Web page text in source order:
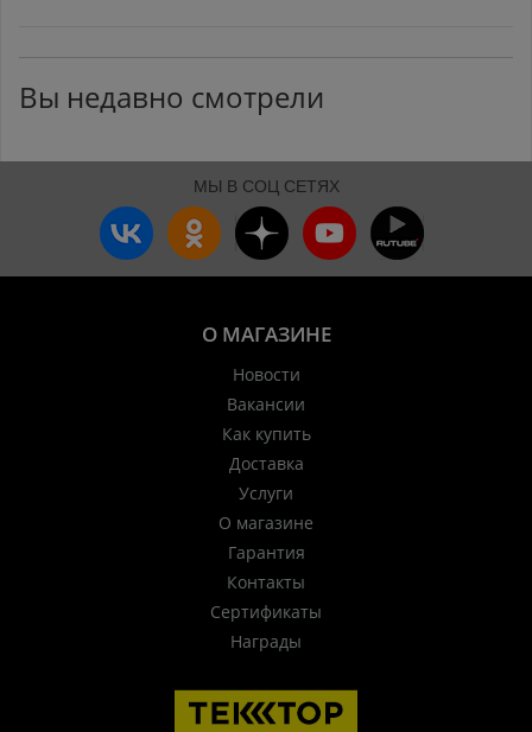
Вы недавно смотрели
МЫ В СОЦ СЕТЯХ
О МАГАЗИНЕ
Новости
Вакансии
Как купить
Доставка
Услуги
О магазине
Гарантия
Контакты
Сертификаты
Награды